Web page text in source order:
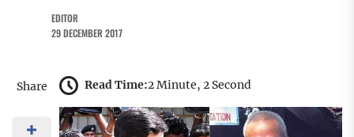
EDITOR
29 DECEMBER 2017
Share Read Time:2 Minute, 2 Second